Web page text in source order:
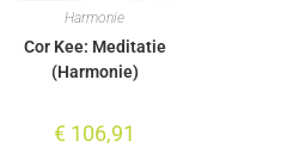
Harmonie
Cor Kee: Meditatie
(Harmonie)
€ 106,91